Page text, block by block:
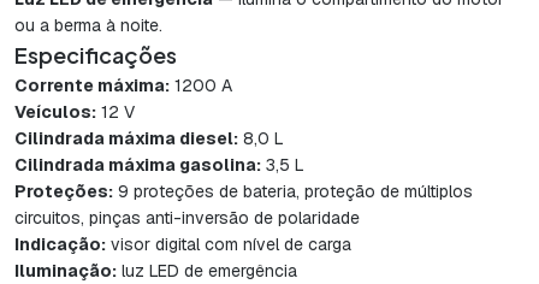
ou a berma à noite.
Especificações
Corrente máxima: 1200 A
Veículos: 12 V
Cilindrada máxima diesel: 8,0 L
Cilindrada máxima gasolina: 3,5 L
Proteções: 9 proteções de bateria, proteção de múltiplos
circuitos, pinças anti-inversão de polaridade
Indicação: visor digital com nível de carga
Iluminação: luz LED de emergência